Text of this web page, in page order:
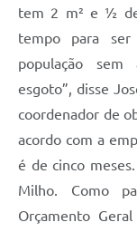
tem 2 m² e ½
tempo para ser
população
esgoto”, disse
coordenador de
acordo com a
é de cinco
Milho. Como
Orçamento